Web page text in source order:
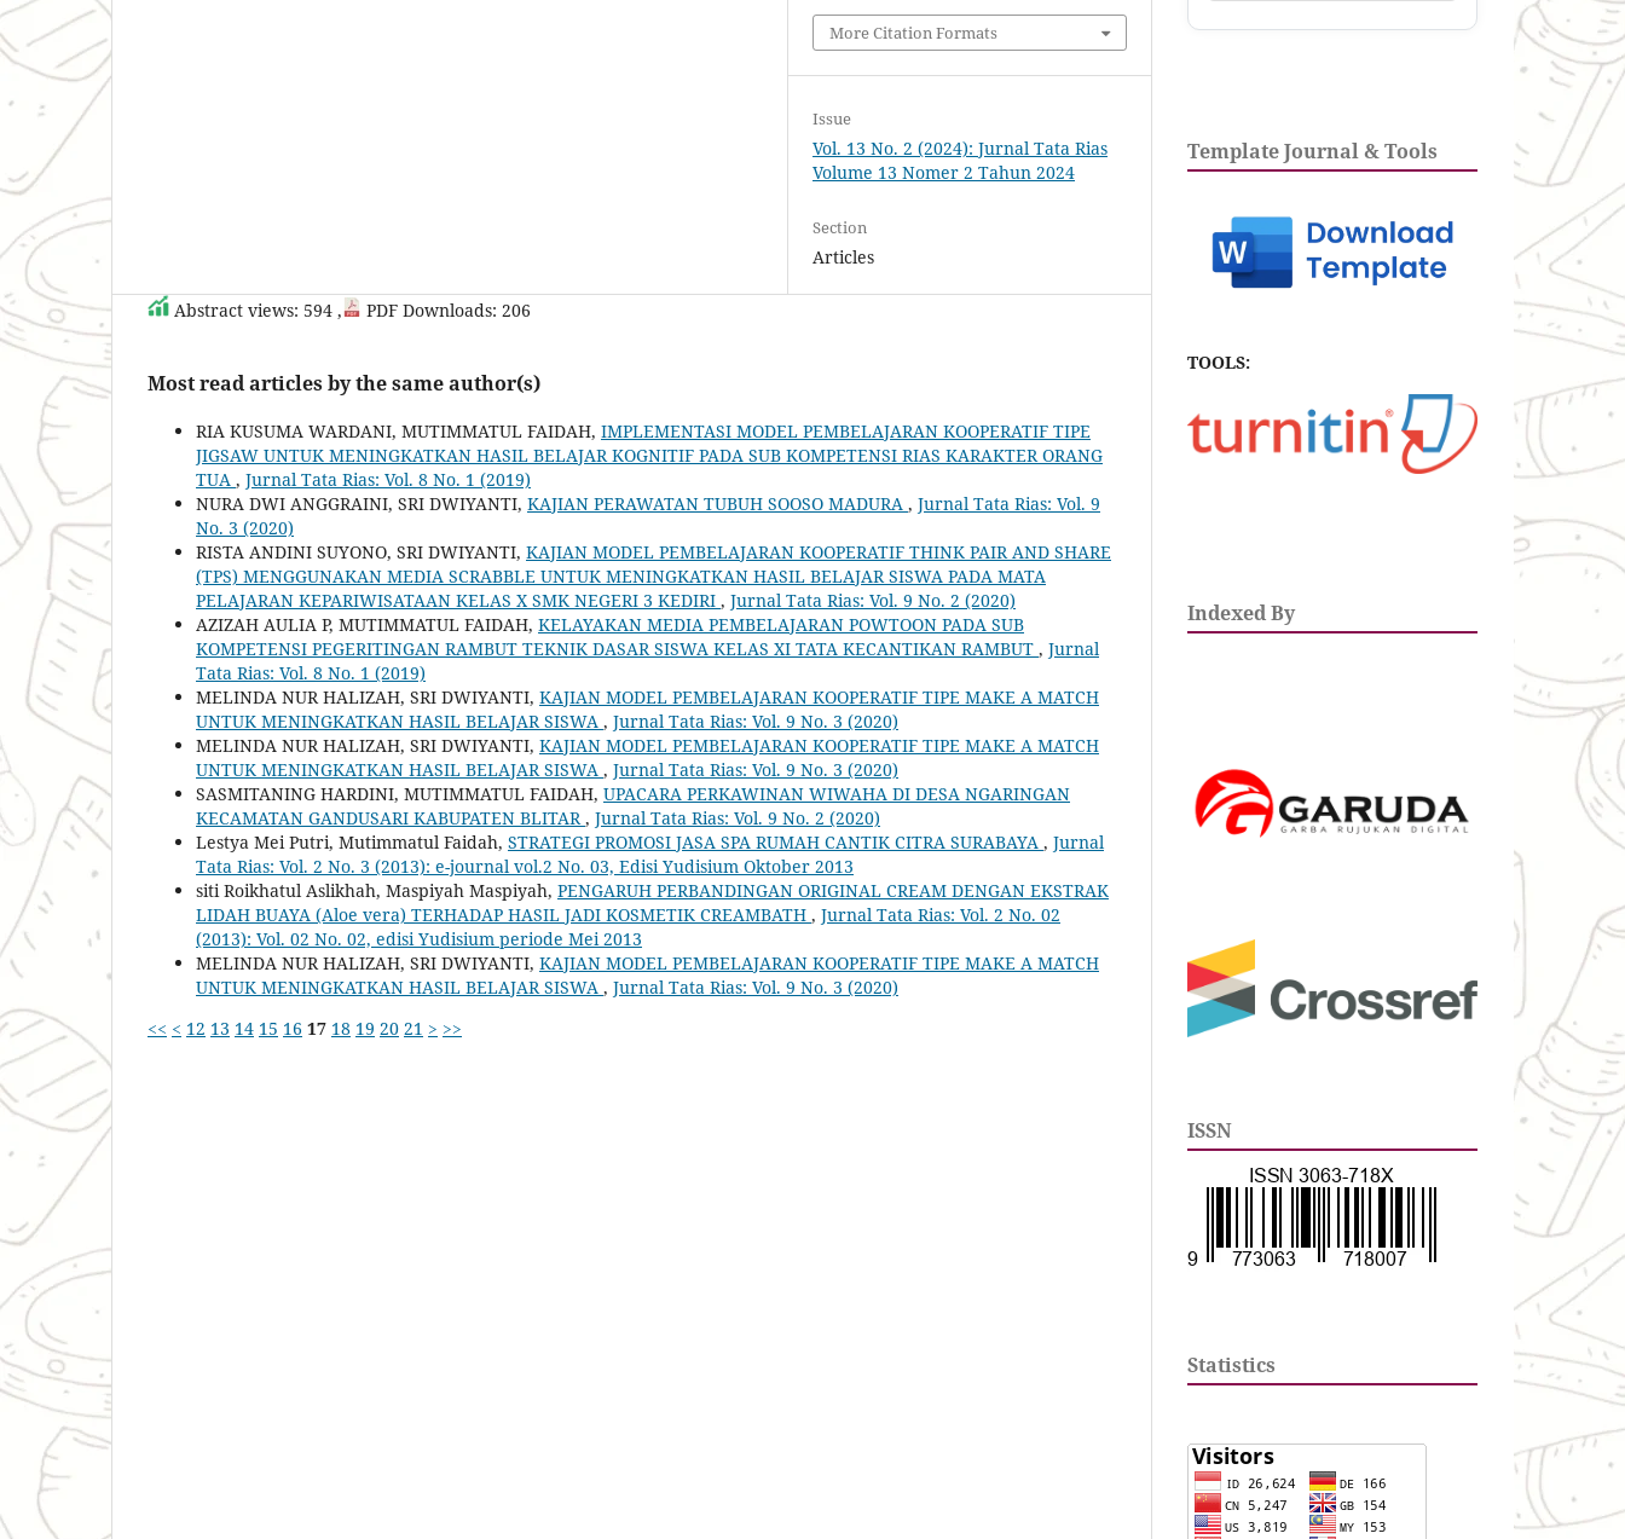
More Citation Formats
Issue
Vol. 13 No. 2 (2024): Jurnal Tata Rias
Volume 13 Nomer 2 Tahun 2024
Section
Articles
Abstract views: 594 , PDF Downloads: 206
Most read articles by the same author(s)
RIA KUSUMA WARDANI, MUTIMMATUL FAIDAH, IMPLEMENTASI MODEL PEMBELAJARAN KOOPERATIF TIPE
JIGSAW UNTUK MENINGKATKAN HASIL BELAJAR KOGNITIF PADA SUB KOMPETENSI RIAS KARAKTER ORANG
TUA , Jurnal Tata Rias: Vol. 8 No. 1 (2019)
NURA DWI ANGGRAINI, SRI DWIYANTI, KAJIAN PERAWATAN TUBUH SOOSO MADURA , Jurnal Tata Rias: Vol. 9
No. 3 (2020)
RISTA ANDINI SUYONO, SRI DWIYANTI, KAJIAN MODEL PEMBELAJARAN KOOPERATIF THINK PAIR AND SHARE
(TPS) MENGGUNAKAN MEDIA SCRABBLE UNTUK MENINGKATKAN HASIL BELAJAR SISWA PADA MATA
PELAJARAN KEPARIWISATAAN KELAS X SMK NEGERI 3 KEDIRI , Jurnal Tata Rias: Vol. 9 No. 2 (2020)
AZIZAH AULIA P, MUTIMMATUL FAIDAH, KELAYAKAN MEDIA PEMBELAJARAN POWTOON PADA SUB
KOMPETENSI PEGERITINGAN RAMBUT TEKNIK DASAR SISWA KELAS XI TATA KECANTIKAN RAMBUT , Jurnal
Tata Rias: Vol. 8 No. 1 (2019)
MELINDA NUR HALIZAH, SRI DWIYANTI, KAJIAN MODEL PEMBELAJARAN KOOPERATIF TIPE MAKE A MATCH
UNTUK MENINGKATKAN HASIL BELAJAR SISWA , Jurnal Tata Rias: Vol. 9 No. 3 (2020)
MELINDA NUR HALIZAH, SRI DWIYANTI, KAJIAN MODEL PEMBELAJARAN KOOPERATIF TIPE MAKE A MATCH
UNTUK MENINGKATKAN HASIL BELAJAR SISWA , Jurnal Tata Rias: Vol. 9 No. 3 (2020)
SASMITANING HARDINI, MUTIMMATUL FAIDAH, UPACARA PERKAWINAN WIWAHA DI DESA NGARINGAN
KECAMATAN GANDUSARI KABUPATEN BLITAR , Jurnal Tata Rias: Vol. 9 No. 2 (2020)
Lestya Mei Putri, Mutimmatul Faidah, STRATEGI PROMOSI JASA SPA RUMAH CANTIK CITRA SURABAYA , Jurnal
Tata Rias: Vol. 2 No. 3 (2013): e-journal vol.2 No. 03, Edisi Yudisium Oktober 2013
siti Roikhatul Aslikhah, Maspiyah Maspiyah, PENGARUH PERBANDINGAN ORIGINAL CREAM DENGAN EKSTRAK
LIDAH BUAYA (Aloe vera) TERHADAP HASIL JADI KOSMETIK CREAMBATH , Jurnal Tata Rias: Vol. 2 No. 02
(2013): Vol. 02 No. 02, edisi Yudisium periode Mei 2013
MELINDA NUR HALIZAH, SRI DWIYANTI, KAJIAN MODEL PEMBELAJARAN KOOPERATIF TIPE MAKE A MATCH
UNTUK MENINGKATKAN HASIL BELAJAR SISWA , Jurnal Tata Rias: Vol. 9 No. 3 (2020)
<< < 12 13 14 15 16 17 18 19 20 21 > >>
Template Journal & Tools
TOOLS:
Indexed By
ISSN
Statistics